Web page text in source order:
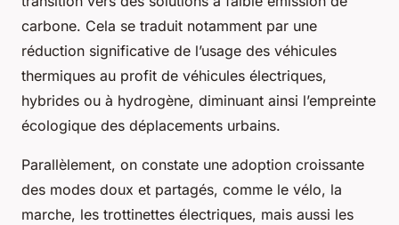
carbone. Cela se traduit notamment par une
réduction significative de l’usage des véhicules
thermiques au profit de véhicules électriques,
hybrides ou à hydrogène, diminuant ainsi l’empreinte
écologique des déplacements urbains.
Parallèlement, on constate une adoption croissante
des modes doux et partagés, comme le vélo, la
marche, les trottinettes électriques, mais aussi les